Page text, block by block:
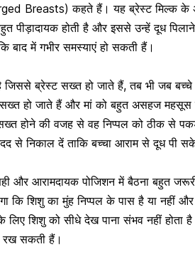
Breasts) कहते हैं। यह ब्रेस्ट मिल्क के
पीड़ादायक होती है और इससे उन्हें दूध
बाद में गभीर समस्याएं हो सकती हैं।
जिससे ब्रेस्ट सख्त हो जाते हैं, तब भी जब
हो जाते हैं और मां को बहुत असहज महसूस
होने की वजह से वह निप्पल को ठीक से
से निकाल दें ताकि बच्चा आराम से दूध पी
और आरामदायक पोजिशन में बैठना बहुत
शिशु का मुंह निप्पल के पास है या नहीं
लिए शिशु को सीधे देख पाना संभव नहीं होता
रख सकती हैं।